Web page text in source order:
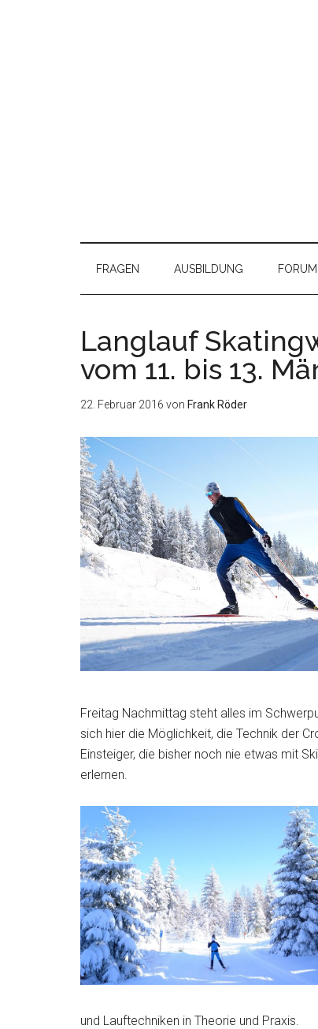
FRAGEN AUSBILDUNG FORUM
Langlauf
vom 11. bis 13.
22. Februar 2016 von Frank Röder
Freitag Nachmittag steht alles im
sich hier die Möglichkeit, die Technik der
Einsteiger, die bisher noch nie etwas mit
erlernen.
und Lauftechniken in Theorie und Praxis.